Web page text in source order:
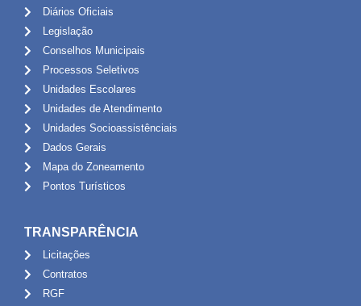
Diários Oficiais
Legislação
Conselhos Municipais
Processos Seletivos
Unidades Escolares
Unidades de Atendimento
Unidades Socioassistênciais
Dados Gerais
Mapa do Zoneamento
Pontos Turísticos
TRANSPARÊNCIA
Licitações
Contratos
RGF